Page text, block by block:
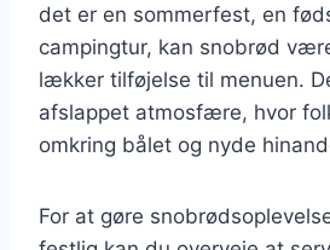
det er en sommerfest, en
campingtur, kan snobrød
lækker tilføjelse til menuen.
afslappet atmosfære, hvor
omkring bålet og nyde
For at gøre